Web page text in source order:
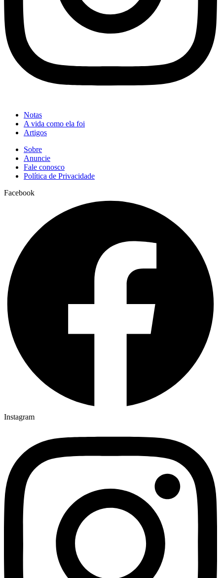
Notas
A vida como ela foi
Artigos
Sobre
Anuncie
Fale conosco
Política de Privacidade
Facebook
Instagram